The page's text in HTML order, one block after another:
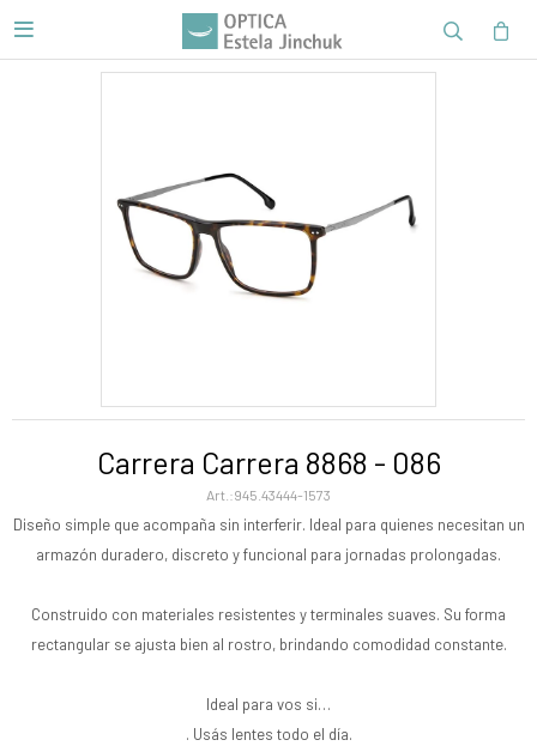

Carrera Carrera 8868 - 086
945.43444-1573
Diseño simple que acompaña sin interferir. Ideal para quienes necesitan un
armazón duradero, discreto y funcional para jornadas prolongadas.
Construido con materiales resistentes y terminales suaves. Su forma
rectangular se ajusta bien al rostro, brindando comodidad constante.
Ideal para vos si…
. Usás lentes todo el día.